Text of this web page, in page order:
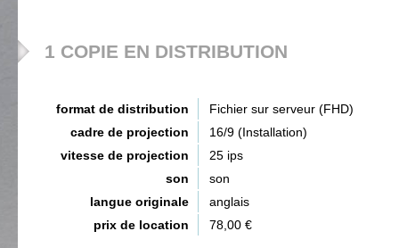
1 COPIE EN DISTRIBUTION
format de distribution
Fichier sur serveur (FHD)
cadre de projection
16/9 (Installation)
vitesse de projection
25 ips
son
son
langue originale
anglais
prix de location
78,00 €